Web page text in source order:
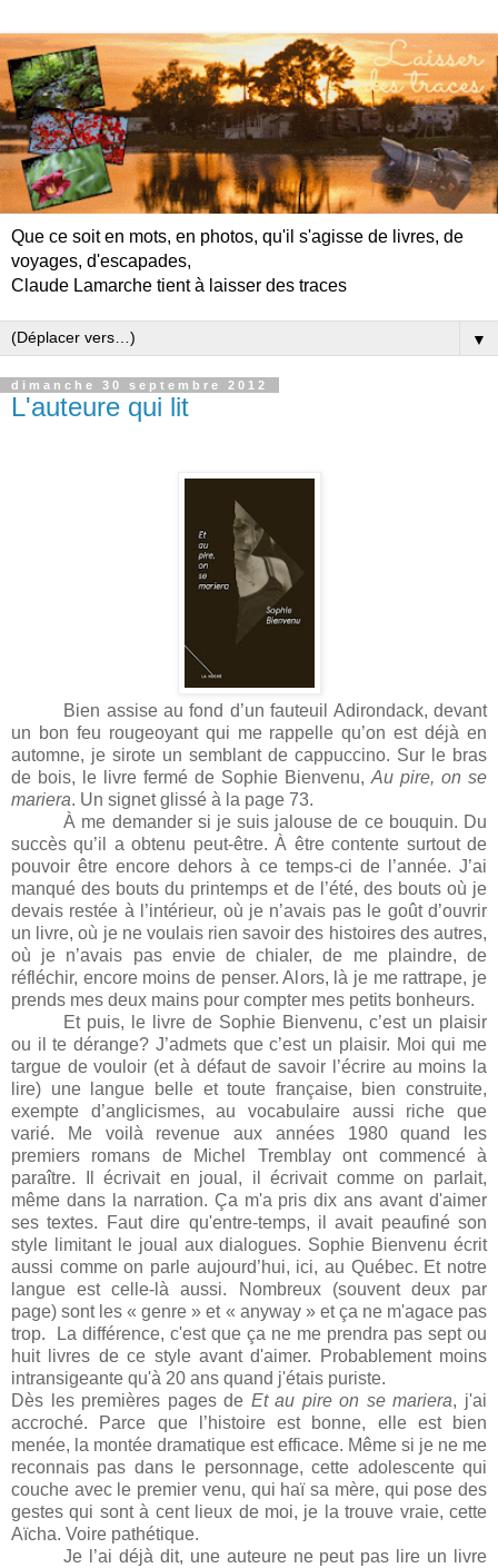
Que ce soit en mots, en photos, qu'il s'agisse de livres, de
voyages, d'escapades,
Claude Lamarche tient à laisser des traces
▼
dimanche 30 septembre 2012
L'auteure qui lit
Bien assise au fond d’un fauteuil Adirondack, devant
un bon feu rougeoyant qui me rappelle qu’on est déjà en
automne, je sirote un semblant de cappuccino. Sur le bras
de bois, le livre fermé de Sophie Bienvenu, Au pire, on se
mariera. Un signet glissé à la page 73.
À me demander si je suis jalouse de ce bouquin. Du
succès qu’il a obtenu peut-être. À être contente surtout de
pouvoir être encore dehors à ce temps-ci de l’année. J’ai
manqué des bouts du printemps et de l’été, des bouts où je
devais restée à l’intérieur, où je n’avais pas le goût d’ouvrir
un livre, où je ne voulais rien savoir des histoires des autres,
où je n’avais pas envie de chialer, de me plaindre, de
réfléchir, encore moins de penser. Alors, là je me rattrape, je
prends mes deux mains pour compter mes petits bonheurs.
Et puis, le livre de Sophie Bienvenu, c’est un plaisir
ou il te dérange? J’admets que c’est un plaisir. Moi qui me
targue de vouloir (et à défaut de savoir l’écrire au moins la
lire) une langue belle et toute française, bien construite,
exempte d’anglicismes, au vocabulaire aussi riche que
varié. Me voilà revenue aux années 1980 quand les
premiers romans de Michel Tremblay ont commencé à
paraître. Il écrivait en joual, il écrivait comme on parlait,
même dans la narration. Ça m'a pris dix ans avant d'aimer
ses textes. Faut dire qu'entre-temps, il avait peaufiné son
style limitant le joual aux dialogues. Sophie Bienvenu écrit
aussi comme on parle aujourd’hui, ici, au Québec. Et notre
langue est celle-là aussi.
Nombreux (souvent deux par
page) sont les« genre » et « anyway » et ça ne m'agace pas
trop. La différence, c'est que ça ne me prendra pas sept ou
huit livres de ce style avant d'aimer. Probablement moins
intransigeante qu'à 20 ans quand j'étais puriste.
Dès les premières pages de Et au pire on se mariera, j'ai
accroché. Parce que l’histoire est bonne, elle est bien
menée, la montée dramatique est efficace. Même si je ne me
reconnais pas dans le personnage, cette adolescente qui
couche avec le premier venu, qui haï sa mère, qui pose des
gestes qui sont à cent lieux de moi, je la trouve vraie, cette
Aïcha. Voire pathétique.
Je l’ai déjà dit, une auteure ne peut pas lire un livre